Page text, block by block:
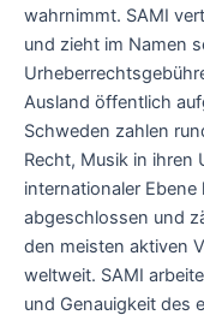
wahrnimmt. SAMI
und zieht im Namen
Ausland öffentlich
Schweden zahlen
Recht, Musik in ihren
internationaler
abgeschlossen und
den meisten aktiven
weltweit. SAMI
und Genauigkeit des